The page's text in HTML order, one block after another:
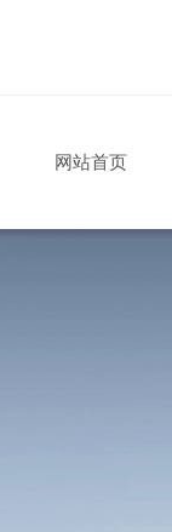
网站首页